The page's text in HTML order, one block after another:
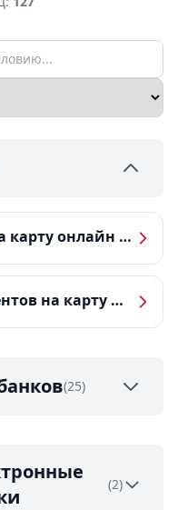
Срочный микрозайм на карту онлайн — получить деньги за 5 минут
Микрозаймы без процентов на карту — ТОП-10 за 2026 год
(25)
(2)